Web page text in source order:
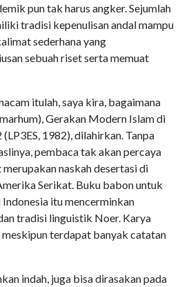
pun tak harus angker. Sejumlah
tradisi kepenulisan andal mampu
sederhana yang
sebuah riset serta memuat
itulah, saya kira, bagaimana
Gerakan Modern Islam di
1982), dilahirkan. Tanpa
pembaca tak akan percaya
naskah desertasi di
Serikat. Buku babon untuk
itu mencerminkan
tradisi linguistik Noer. Karya
terdapat banyak catatan
indah, juga bisa dirasakan pada